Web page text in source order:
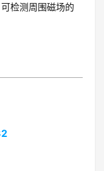
可检测周围磁场的